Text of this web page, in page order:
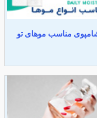
مناسب موهای تو